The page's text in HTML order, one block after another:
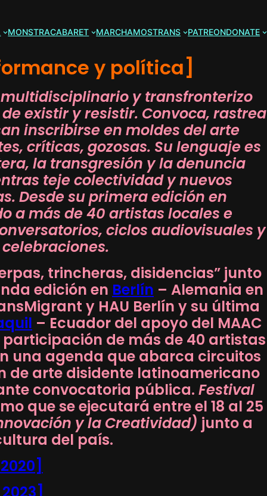
MONSTRACABARET MARCHAMOSTRANS PATREONDONATE
y política]
y transfronterizo
existir y resistir. Convoca, rastrea
inscribirse en moldes del arte
críticas, gozosas. Su lenguaje es
la transgresión y la denuncia
teje colectividad y nuevos
Desde su primera edición en
a más de 40 artistas locales e
ciclos audiovisuales y
trincheras, disidencias” junto
edición en Berlín – Alemania en
y HAU Berlín y su última
– Ecuador del apoyo del MAAC
de más de 40 artistas
una agenda que abarca circuitos
de arte disidente latinoamericano
convocatoria pública. Festival
que se ejecutará entre el 18 al 25
y la Creatividad) junto a
del país.